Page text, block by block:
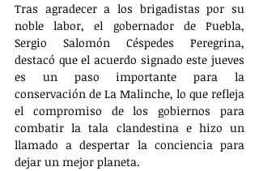
Tras agradecer a los brigadistas por su
noble labor, el gobernador de Puebla,
Sergio Salomón Céspedes Peregrina,
destacó que el acuerdo signado este jueves
es un paso importante para la
conservación de La Malinche, lo que refleja
el compromiso de los gobiernos para
combatir la tala clandestina e hizo un
llamado a despertar la conciencia para
dejar un mejor planeta.